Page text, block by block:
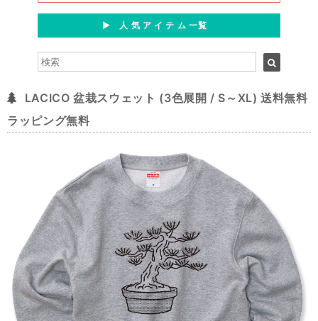
▶︎ 人 気 ア イ テ ム 一覧
LACICO 盆栽スウェット (3色展開 / S～XL) 送料無料
ラッピング無料